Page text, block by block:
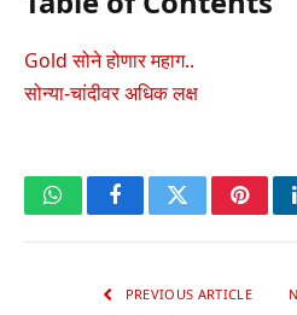
Gold सोने होणार महाग..
सोन्या-चांदीवर अधिक लक्ष
WhatsAppFacebookTwitter
PREVIOUS ARTICLE